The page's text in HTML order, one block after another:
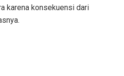
karena konsekuensi dari